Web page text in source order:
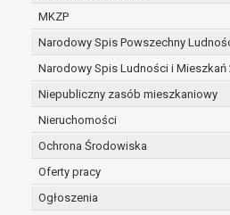
MKZP
Narodowy Spis Powszechny
Narodowy Spis Ludności i Mieszkań
Niepubliczny zasób mieszkaniowy
Nieruchomości
Ochrona Środowiska
Oferty pracy
Ogłoszenia
danego projektu i
dokumentacji projektu do
W związku z
administratora danych
Pani/Panu:
prawo dostępu do
otrzymywania ich
RODO;
podstawie art. 16